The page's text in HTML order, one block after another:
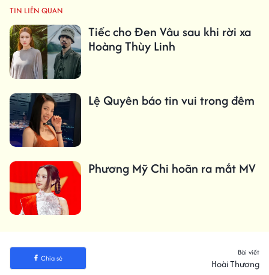
TIN LIÊN QUAN
Tiếc cho Đen Vâu sau khi rời xa
Hoàng Thùy Linh
Lệ Quyên báo tin vui trong đêm
Phương Mỹ Chi hoãn ra mắt MV
Chia sẻ
Bài viết
Hoài Thương